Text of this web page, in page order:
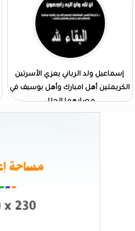
إسماعيل ولد الرباني يعزي الأسرتين
الكريمتين أهل امبارك وأهل بوسيف في
مصابهما الجلل